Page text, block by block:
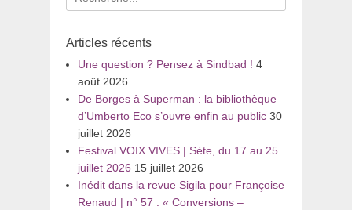
pour
Articles récents
Une question ? Pensez à Sindbad ! 4
août 2026
De Borges à Superman : la bibliothèque
d’Umberto Eco s’ouvre enfin au public 30
juillet 2026
Festival VOIX VIVES | Sète, du 17 au 25
juillet 2026 15 juillet 2026
Inédit dans la revue Sigila pour Françoise
Renaud | n° 57 : « Conversions –